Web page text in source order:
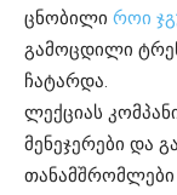
ცნობილი როი
გამოცდილი
ჩატარდა.
ლექციას
მენეჯერები და
თანამშრომლები